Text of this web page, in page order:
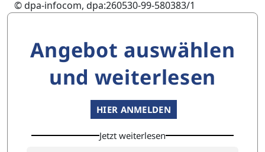
© dpa-infocom, dpa:260530-99-580383/1
Angebot auswählen
und weiterlesen
HIER ANMELDEN
Jetzt weiterlesen